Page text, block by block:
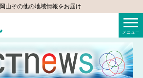
山その他の地域情報をお届け
KCTコミちゃん（倉敷ケーブルテレビ）
メニュー